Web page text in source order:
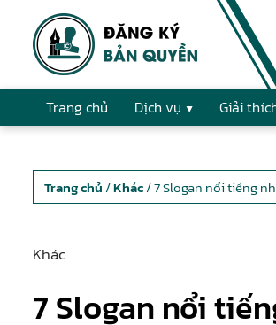
Trang chủ Dịch vụ Giải
Trang chủ /Khác/ 7 Slogan nổi tiếng
Khác
7 Slogan nổi